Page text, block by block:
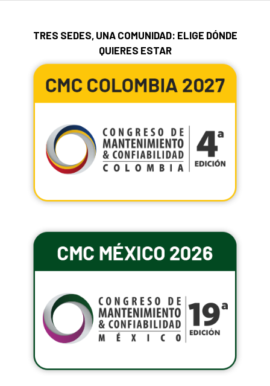
TRES SEDES, UNA COMUNIDAD: ELIGE DÓNDE
QUIERES ESTAR